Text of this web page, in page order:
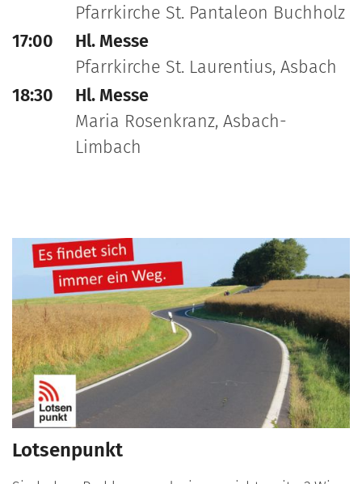
Pfarrkirche St. Pantaleon Buchholz
17:00
Hl. Messe
Pfarrkirche St. Laurentius, Asbach
18:30
Hl. Messe
Maria Rosenkranz, Asbach-
Limbach
Lotsenpunkt